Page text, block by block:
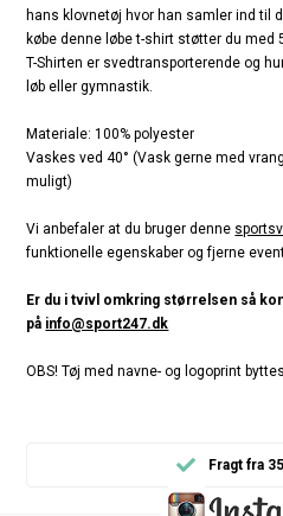
hans klovnetøj hvor han samler ind til
købe denne løbe t-shirt støtter du med
T-Shirten er svedtransporterende og
løb eller gymnastik.
Materiale: 100% polyester
Vaskes ved 40° (Vask gerne med
muligt)
Vi anbefaler at du bruger denne
funktionelle egenskaber og fjerne
Er du i tvivl omkring størrelsen så
på info@sport247.dk
OBS! Tøj med navne- og logoprint
Fragt fra